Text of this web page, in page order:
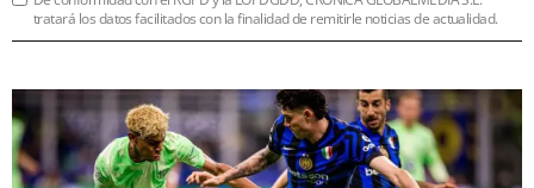
tratará los datos facilitados con la finalidad de remitirle noticias de actualidad.